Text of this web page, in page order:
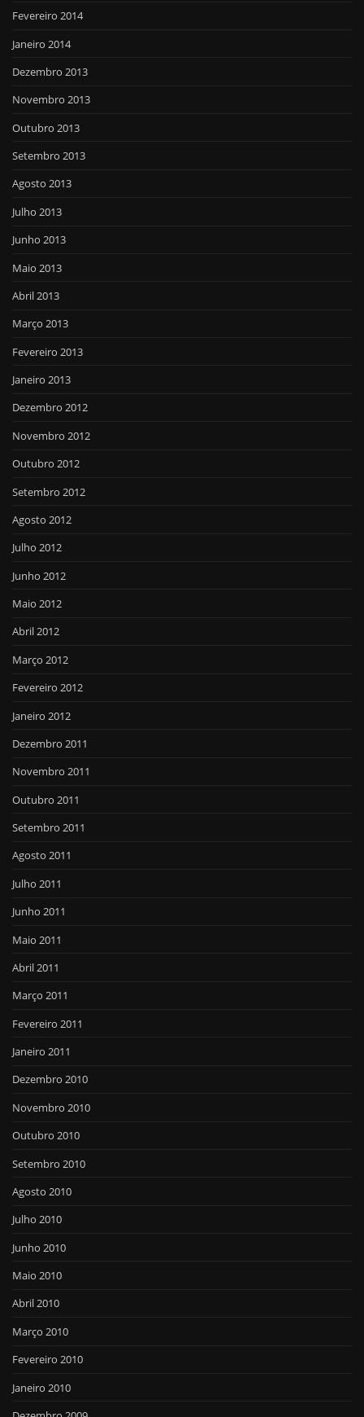
Fevereiro 2014
Janeiro 2014
Dezembro 2013
Novembro 2013
Outubro 2013
Setembro 2013
Agosto 2013
Julho 2013
Junho 2013
Maio 2013
Abril 2013
Março 2013
Fevereiro 2013
Janeiro 2013
Dezembro 2012
Novembro 2012
Outubro 2012
Setembro 2012
Agosto 2012
Julho 2012
Junho 2012
Maio 2012
Abril 2012
Março 2012
Fevereiro 2012
Janeiro 2012
Dezembro 2011
Novembro 2011
Outubro 2011
Setembro 2011
Agosto 2011
Julho 2011
Junho 2011
Maio 2011
Abril 2011
Março 2011
Fevereiro 2011
Janeiro 2011
Dezembro 2010
Novembro 2010
Outubro 2010
Setembro 2010
Agosto 2010
Julho 2010
Junho 2010
Maio 2010
Abril 2010
Março 2010
Fevereiro 2010
Janeiro 2010